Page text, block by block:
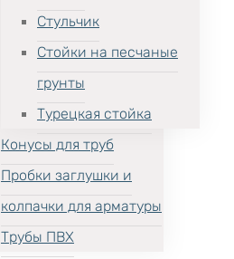
Стульчик
Стойки на песчаные
грунты
Турецкая стойка
Конусы для труб
Пробки заглушки и
колпачки для арматуры
Трубы ПВХ